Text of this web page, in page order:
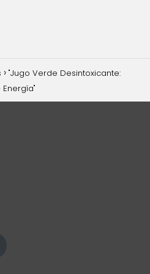
"Jugo Verde Desintoxicante: